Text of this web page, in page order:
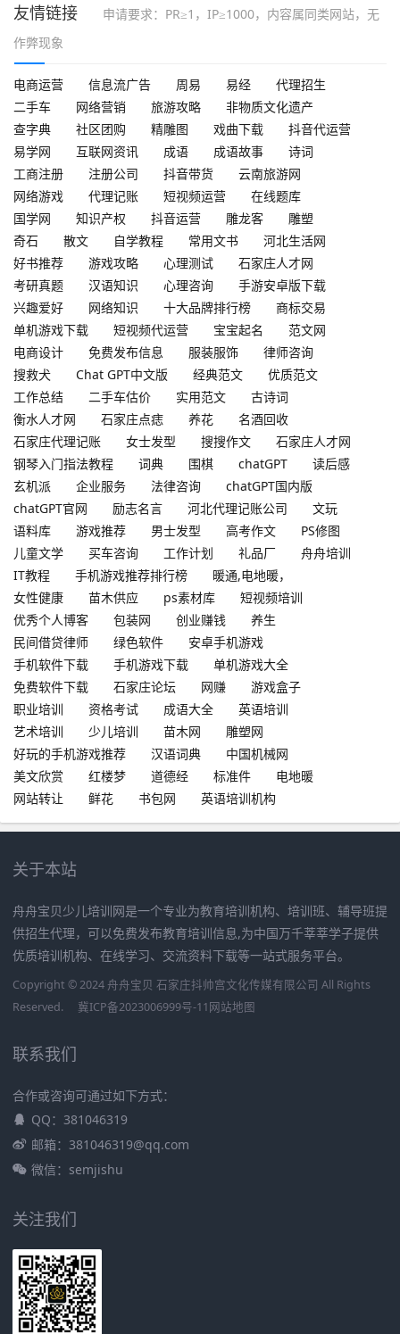
友情链接
申请要求：PR≥1，IP≥1000，内容属同类网站，无
作弊现象
电商运营 信息流广告 周易 易经
代理招生
二手车
网络营销 旅游攻略
非物质文化遗产
查字典
社区团购 精雕图 戏曲下载
抖音代运营
易学网
互联网资讯 成语 成语故事
诗词
工商注册
注册公司 抖音带货
云南旅游网
网络游戏
代理记账 短视频运营
在线题库
国学网
知识产权 抖音运营 雕龙客
雕塑
奇石
散文 自学教程 常用文书
河北生活网
好书推荐
游戏攻略 心理测试
石家庄人才网
考研真题
汉语知识 心理咨询
手游安卓版下载
兴趣爱好
网络知识 十大品牌排行榜
商标交易
单机游戏下载
短视频代运营 宝宝起名
范文网
电商设计
免费发布信息 服装服饰
律师咨询
搜救犬
Chat GPT中文版 经典范文
优质范文
工作总结
二手车估价 实用范文
古诗词
衡水人才网
石家庄点痣 养花
名酒回收
石家庄代理记账
女士发型 搜搜作文
石家庄人才网
钢琴入门指法教程
词典 围棋 chatGPT
读后感
玄机派
企业服务 法律咨询
chatGPT国内版
chatGPT官网
励志名言 河北代理记账公司
文玩
语料库
游戏推荐 男士发型 高考作文
PS修图
儿童文学
买车咨询 工作计划 礼品厂
舟舟培训
IT教程
手机游戏推荐排行榜
暖通,电地暖，
女性健康
苗木供应 ps素材库
短视频培训
优秀个人博客
包装网 创业赚钱
养生
民间借贷律师
绿色软件
安卓手机游戏
手机软件下载
手机游戏下载
单机游戏大全
免费软件下载
石家庄论坛 网赚
游戏盒子
职业培训
资格考试 成语大全
英语培训
艺术培训
少儿培训 苗木网
雕塑网
好玩的手机游戏推荐
汉语词典
中国机械网
美文欣赏
红楼梦 道德经 标准件
电地暖
网站转让
鲜花 书包网 英语培训机构
关于本站
舟舟宝贝少儿培训网是一个专业为教育培训机构、培训班、辅导班提
供招生代理，可以免费发布教育培训信息,为中国万千莘莘学子提供
优质培训机构、在线学习、交流资料下载等一站式服务平台。
Copyright © 2024 舟舟宝贝 石家庄抖帅宫文化传媒有限公司 All Rights
Reserved.
冀ICP备2023006999号-11网站地图
联系我们
合作或咨询可通过如下方式：
QQ：381046319
邮箱：381046319@qq.com
微信：semjishu
关注我们